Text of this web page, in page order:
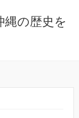
縄の歴史を